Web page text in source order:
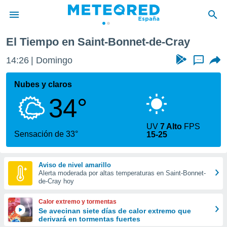
de
por
que se
calidad.
a este
las
y
forma
digital
basada
El Tiempo en Saint-Bonnet-de-Cray
14:26 Domingo ...
Nubes y claros
34°
Sensación de 33°
UV7 Alto FPS
15-25
Aviso de nivel amarillo
Alerta moderada por altas temperaturas en Saint-Bonnet-
de-Cray hoy
Calor extremo y tormentas
Se avecinan siete días de calor extremo que
derivará en tormentas fuertes